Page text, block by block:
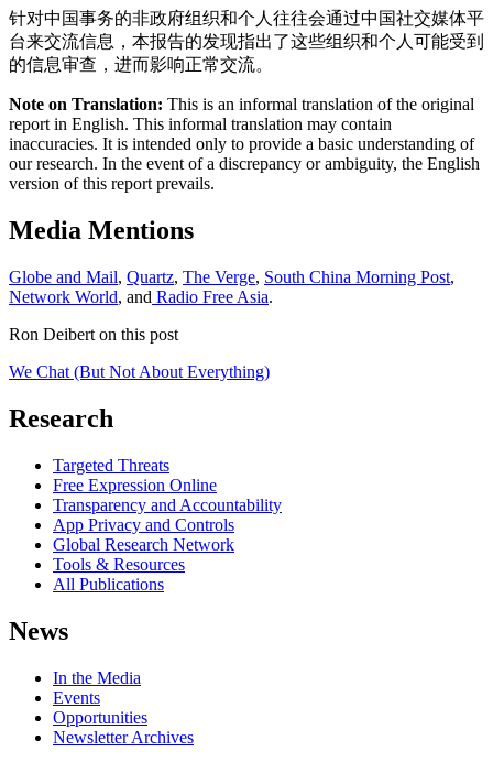
针对中国事务的非政府组织和个人往往会通过中国社交媒体平
台来交流信息，本报告的发现指出了这些组织和个人可能受到
的信息审查，进而影响正常交流。
Note on Translation: This is an informal translation of the original
report in English. This informal translation may contain
inaccuracies. It is intended only to provide a basic understanding of
our research. In the event of a discrepancy or ambiguity, the English
version of this report prevails.
Media Mentions
Globe and Mail, Quartz, The Verge, South China Morning Post,
Network World, and Radio Free Asia.
Ron Deibert on this post
We Chat (But Not About Everything)
Research
Targeted Threats
Free Expression Online
Transparency and Accountability
App Privacy and Controls
Global Research Network
Tools & Resources
All Publications
News
In the Media
Events
Opportunities
Newsletter Archives